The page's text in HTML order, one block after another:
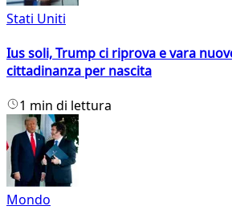
Stati Uniti
Ius soli, Trump ci riprova e vara
cittadinanza per nascita
1 min di lettura
Mondo